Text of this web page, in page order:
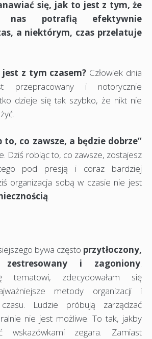
się, jak to jest z tym, że
potrafią efektywnie
a niektórym, czas przelatuje
z tym czasem? Człowiek dnia
przepracowany i notorycznie
dzieje się tak szybko, że nikt nie
to, co zawsze, a będzie dobrze”
Dziś robiąc to, co zawsze, zostajesz
pod presją i coraz bardziej
organizacja sobą w czasie nie jest
.
bywa często przytłoczony,
zestresowany i zagoniony.
tematowi, zdecydowałam się
metody organizacji i
czasu. Ludzie próbują zarządzać
nie jest możliwe. To tak, jakby
wskazówkami zegara. Zamiast